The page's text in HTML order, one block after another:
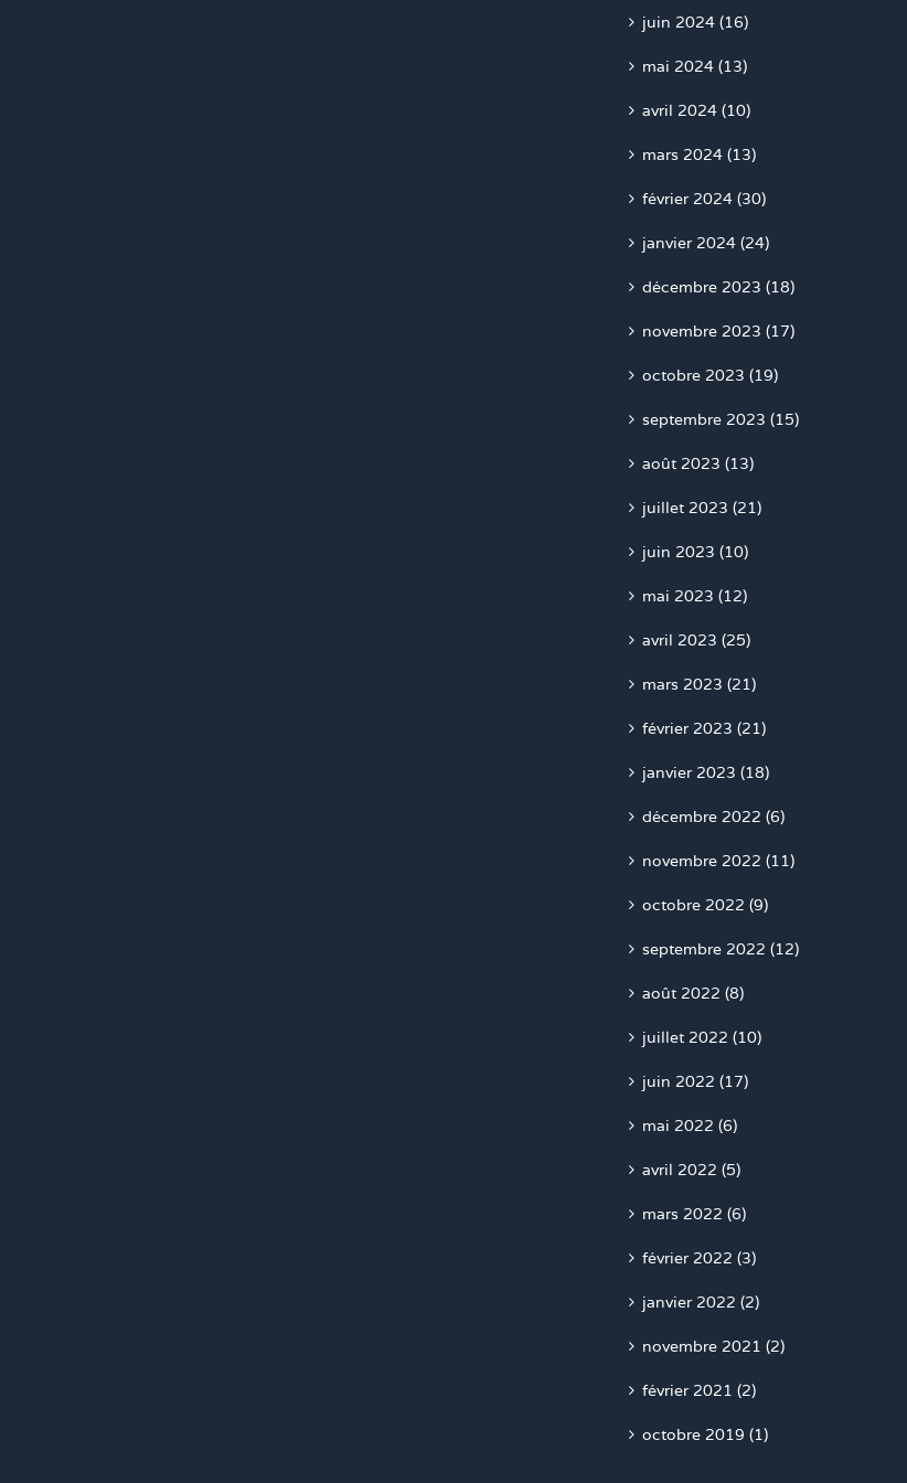
juin 2024 (16)
mai 2024 (13)
avril 2024 (10)
mars 2024 (13)
février 2024 (30)
janvier 2024 (24)
décembre 2023 (18)
novembre 2023 (17)
octobre 2023 (19)
septembre 2023 (15)
août 2023 (13)
juillet 2023 (21)
juin 2023 (10)
mai 2023 (12)
avril 2023 (25)
mars 2023 (21)
février 2023 (21)
janvier 2023 (18)
décembre 2022 (6)
novembre 2022 (11)
octobre 2022 (9)
septembre 2022 (12)
août 2022 (8)
juillet 2022 (10)
juin 2022 (17)
mai 2022 (6)
avril 2022 (5)
mars 2022 (6)
février 2022 (3)
janvier 2022 (2)
novembre 2021 (2)
février 2021 (2)
octobre 2019 (1)